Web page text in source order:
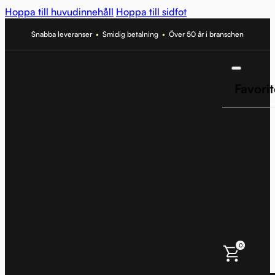
Hoppa till huvudinnehåll Hoppa till sidfot
Snabba leveranser • Smidig betalning • Över 50 år i branschen
0